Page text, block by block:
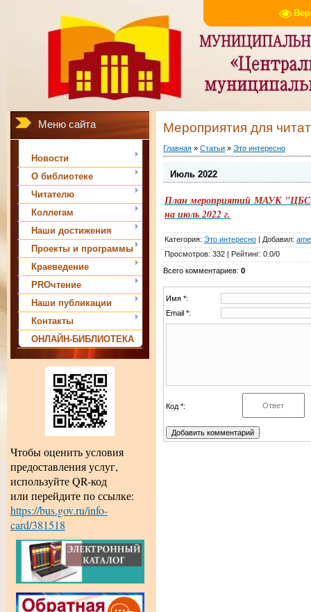
Меню сайта
Новости
О библиотеке
Читателю
Коллегам
Наши достижения
Проекты и программы
Краеведение
PROчтение
Наши публикации
Контакты
ОНЛАЙН-БИБЛИОТЕКА
Чтобы оценить условия
предоставления услуг,
используйте QR-код
или перейдите по ссылке:
https://bus.gov.ru/info-
card/381518
Мероприятия для
Главная » Статьи » Это интересно
Июль 2022
План мероприятий МАУК "ЦБС
на июль 2022 г.
Категория: Это интересно | Добавил:
Просмотров: 332 | Рейтинг: 0.0/0
Всего комментариев: 0
Имя *:
Email *:
Код *: